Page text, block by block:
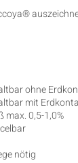
ohne
mit
max. 0,5-1,0%
nötig